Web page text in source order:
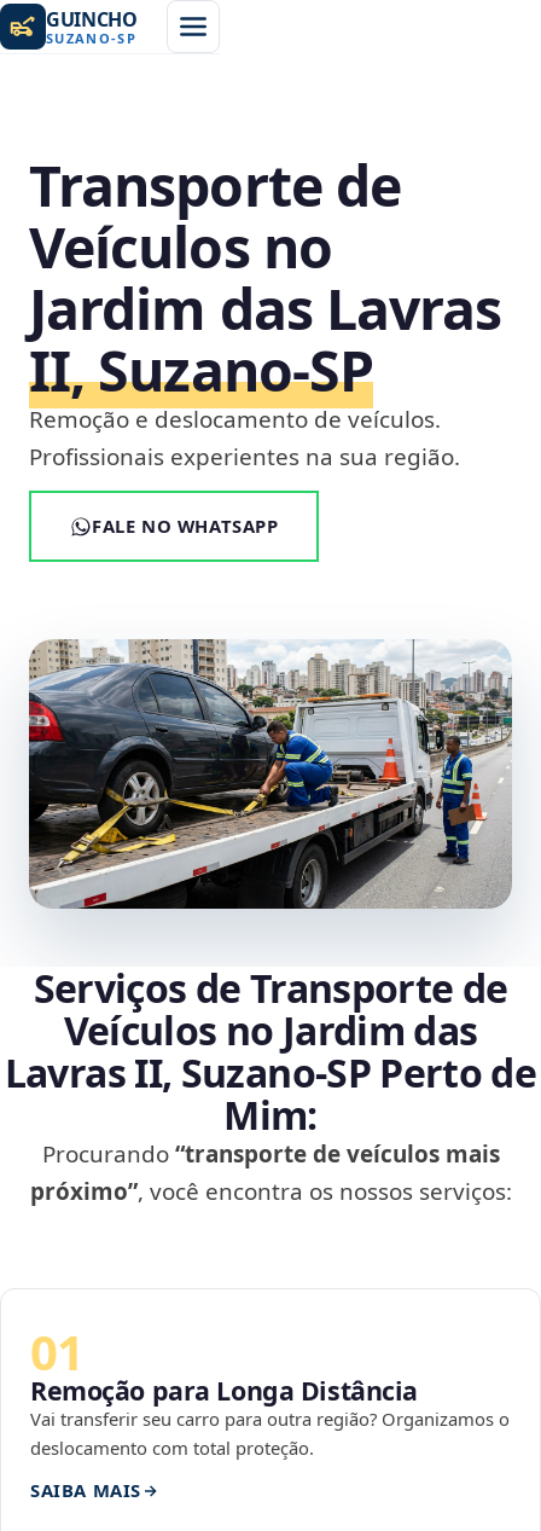
GUINCHO
SUZANO-SP
Transporte de
Veículos no
Jardim das Lavras
II, Suzano‑SP
Remoção e deslocamento de veículos.
Profissionais experientes na sua região.
FALE NO WHATSAPP
Serviços de Transporte de
Veículos no Jardim das
Lavras II, Suzano‑SP Perto de
Mim:
Procurando“transporte de veículos mais
próximo”, você encontra os nossos serviços:
01
Remoção para Longa Distância
Vai transferir seu carro para outra região? Organizamos o
deslocamento com total proteção.
SAIBA MAIS